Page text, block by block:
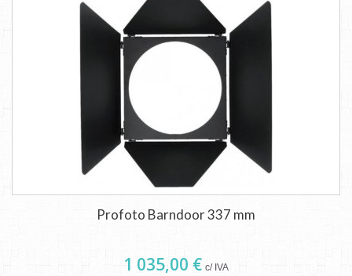
Profoto Barndoor 337 mm
1 035,00 € c/ IVA